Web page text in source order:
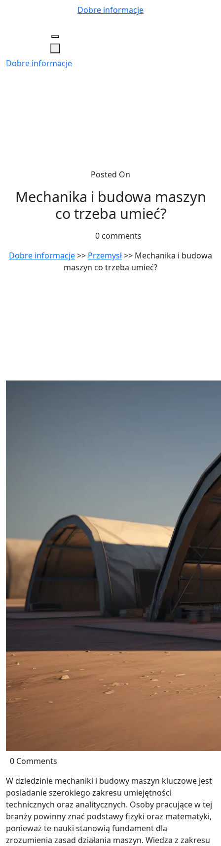
Dobre informacje
Dobre informacje
Posted On
Mechanika i budowa maszyn
co trzeba umieć?
0 comments
Dobre informacje>> Przemysł>> Mechanika i budowa
maszyn co trzeba umieć?
0 Comments
W dziedzinie mechaniki i budowy maszyn kluczowe jest
posiadanie szerokiego zakresu umiejętności
technicznych oraz analitycznych. Osoby pracujące w tej
branży powinny znać podstawy fizyki oraz matematyki,
ponieważ te nauki stanowią fundament dla
zrozumienia zasad działania maszyn. Wiedza z zakresu